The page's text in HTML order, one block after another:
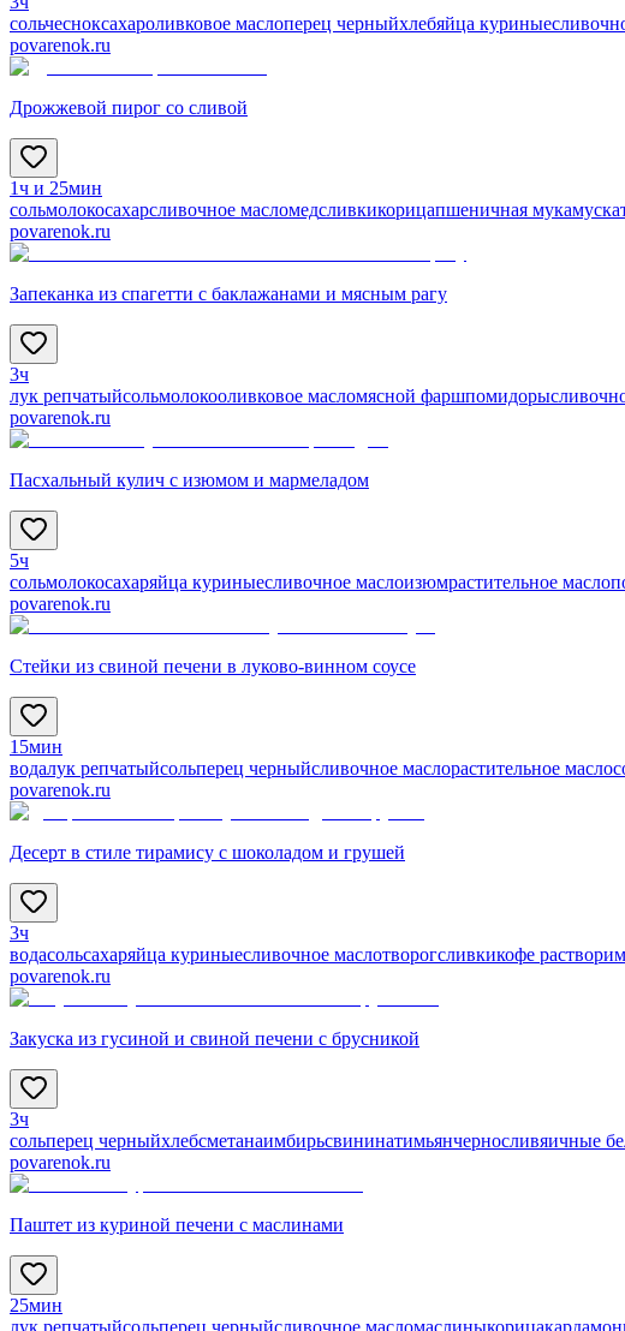
сольчесноксахароливковое маслоперец черныйхлебяйца куриные
povarenok.ru
Дрожжевой пирог со сливой
1ч и 25мин
сольмолокосахарсливочное масломедсливкикорицапшеничная мука
povarenok.ru
Запеканка из спагетти с баклажанами и мясным рагу
3ч
лук репчатыйсольмолокооливковое масломясной фаршпомидоры
povarenok.ru
Пасхальный кулич с изюмом и мармеладом
5ч
сольмолокосахаряйца куриныесливочное маслоизюмрастительное масло
povarenok.ru
Стейки из свиной печени в луково-винном соусе
15мин
водалук репчатыйсольперец черныйсливочное маслорастительное масло
povarenok.ru
Десерт в стиле тирамису с шоколадом и грушей
3ч
водасольсахаряйца куриныесливочное маслотворогсливкикофе
povarenok.ru
Закуска из гусиной и свиной печени с брусникой
3ч
сольперец черныйхлебсметанаимбирьсвининатимьянчерносливяичные
povarenok.ru
Паштет из куриной печени с маслинами
25мин
лук репчатыйсольперец черныйсливочное масломаслиныкорицакардамон